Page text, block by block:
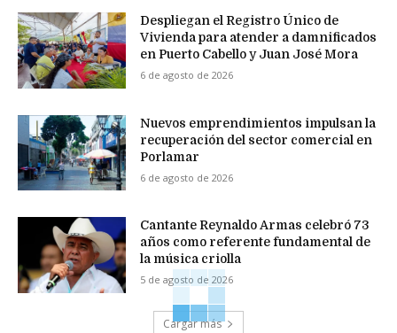
Despliegan el Registro Único de
Vivienda para atender a damnificados
en Puerto Cabello y Juan José Mora
6 de agosto de 2026
Nuevos emprendimientos impulsan la
recuperación del sector comercial en
Porlamar
6 de agosto de 2026
Cantante Reynaldo Armas celebró 73
años como referente fundamental de
la música criolla
5 de agosto de 2026
Cargar más